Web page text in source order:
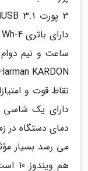
ساعت و نیم
دارای یک شاسی
دمای دستگاه در
می رسد بسیار